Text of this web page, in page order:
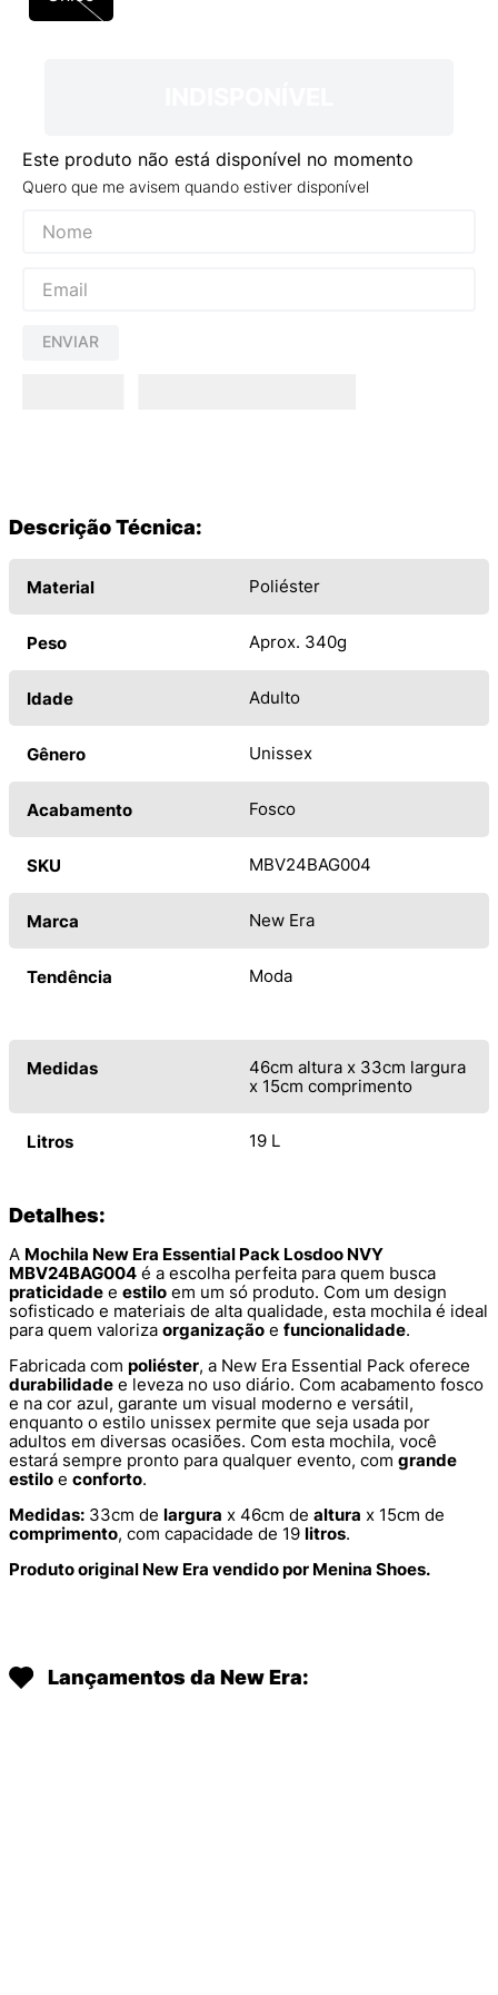
Este produto não está disponível no momento
Quero que me avisem quando estiver disponível
ENVIAR
Descrição Técnica:
Material Poliéster
Peso Aprox. 340g
Idade Adulto
Gênero Unissex
Acabamento Fosco
SKU MBV24BAG004
Marca New Era
Tendência Moda
Medidas
46cm altura x 33cm largura
x 15cm comprimento
Litros 19 L
Detalhes:
A Mochila New Era Essential Pack Losdoo NVY
MBV24BAG004 é a escolha perfeita para quem busca
praticidade e estilo em um só produto. Com um design
sofisticado e materiais de alta qualidade, esta mochila é ideal
para quem valoriza organização e funcionalidade.
Fabricada com poliéster, a New Era Essential Pack oferece
durabilidade e leveza no uso diário. Com acabamento fosco
e na cor azul, garante um visual moderno e versátil,
enquanto o estilo unissex permite que seja usada por
adultos em diversas ocasiões. Com esta mochila, você
estará sempre pronto para qualquer evento, com grande
estilo e conforto.
Medidas: 33cm de largura x 46cm de altura x 15cm de
comprimento, com capacidade de 19 litros.
Produto original New Era vendido por Menina Shoes.
Lançamentos da New Era:
VANS TÊNIS VANS ULTRARANGE